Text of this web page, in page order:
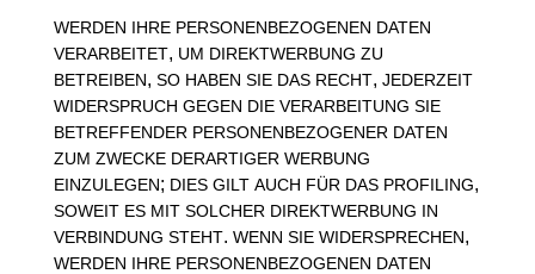
WERDEN IHRE PERSONENBEZOGENEN DATEN
VERARBEITET, UM DIREKTWERBUNG ZU
BETREIBEN, SO HABEN SIE DAS RECHT, JEDERZEIT
WIDERSPRUCH GEGEN DIE VERARBEITUNG SIE
BETREFFENDER PERSONENBEZOGENER DATEN
ZUM ZWECKE DERARTIGER WERBUNG
EINZULEGEN; DIES GILT AUCH FÜR DAS PROFILING,
SOWEIT ES MIT SOLCHER DIREKTWERBUNG IN
VERBINDUNG STEHT. WENN SIE WIDERSPRECHEN,
WERDEN IHRE PERSONENBEZOGENEN DATEN